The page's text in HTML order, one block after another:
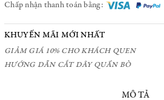
Chấp nhận thanh toán bằng:
KHUYẾN MÃI MỚI NHẤT
GIẢM GIÁ 10% CHO KHÁCH QUEN
HƯỚNG DẪN CẮT DÂY QUẦN BÒ
MÔ TẢ